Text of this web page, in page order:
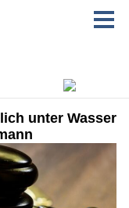
unter Wasser